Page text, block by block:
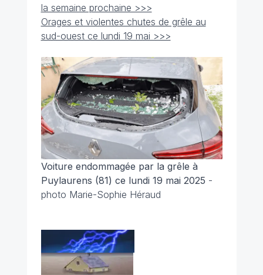
la semaine prochaine >>>
Orages et violentes chutes de grêle au
sud-ouest ce lundi 19 mai >>>
Voiture endommagée par la grêle à
Puylaurens (81) ce lundi 19 mai 2025 -
photo Marie-Sophie Héraud